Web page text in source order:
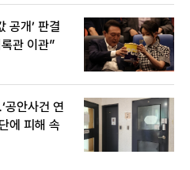
공개’ 판결
관 이관”
공안사건 연
에 피해 속